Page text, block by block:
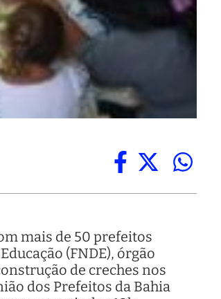
mais de 50 prefeitos
(FNDE), órgão
de creches nos
dos Prefeitos da Bahia